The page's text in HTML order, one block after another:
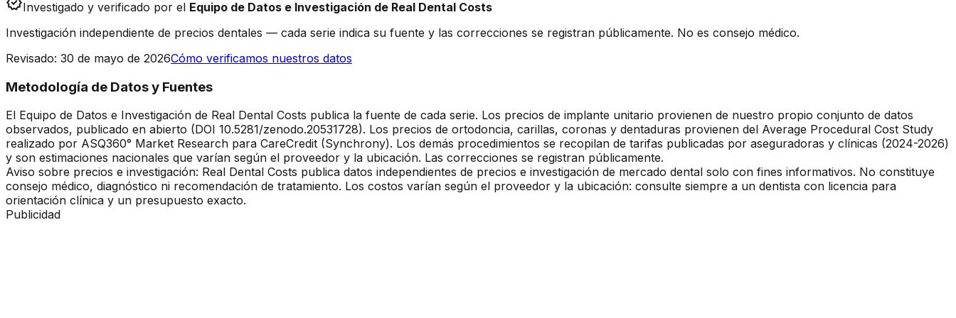
Investigado y verificado por el Equipo de Datos e Investigación de Real Dental Costs
Investigación independiente de precios dentales — cada serie indica su fuente y las correcciones se registran públicamente. No es consejo médico.
Revisado: 30 de mayo de 2026Cómo verificamos nuestros datos
Metodología de Datos y Fuentes
El Equipo de Datos e Investigación de Real Dental Costs publica la fuente de cada serie. Los precios de implante unitario provienen de nuestro propio conjunto de datos
observados, publicado en abierto (DOI 10.5281/zenodo.20531728). Los precios de ortodoncia, carillas, coronas y dentaduras provienen del Average Procedural Cost Study
realizado por ASQ360° Market Research para CareCredit (Synchrony). Los demás procedimientos se recopilan de tarifas publicadas por aseguradoras y clínicas (2024-2026)
y son estimaciones nacionales que varían según el proveedor y la ubicación. Las correcciones se registran públicamente.
Aviso sobre precios e investigación: Real Dental Costs publica datos independientes de precios e investigación de mercado dental solo con fines informativos. No constituye
consejo médico, diagnóstico ni recomendación de tratamiento. Los costos varían según el proveedor y la ubicación: consulte siempre a un dentista con licencia para
orientación clínica y un presupuesto exacto.
Publicidad